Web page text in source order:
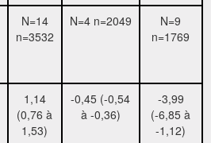
N=14
n=3532
N=4 n=2049
N=9
n=1769
1,14
(0,76 à
1,53)
-0,45 (-0,54
à -0,36)
-3,99
(-6,85 à
-1,12)